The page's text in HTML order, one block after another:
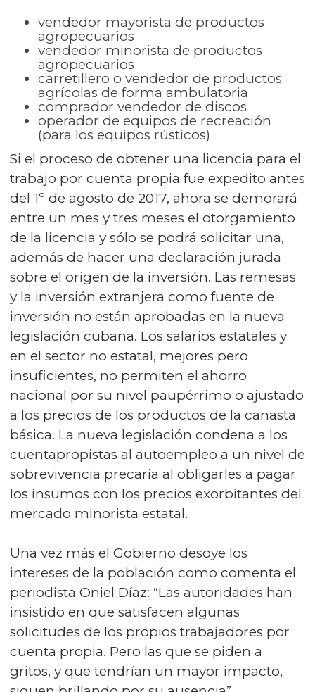
vendedor mayorista de productos
agropecuarios
vendedor minorista de productos
agropecuarios
carretillero o vendedor de productos
agrícolas de forma ambulatoria
comprador vendedor de discos
operador de equipos de recreación
(para los equipos rústicos)
Si el proceso de obtener una licencia para el
trabajo por cuenta propia fue expedito antes
del 1º de agosto de 2017, ahora se demorará
entre un mes y tres meses el otorgamiento
de la licencia y sólo se podrá solicitar una,
además de hacer una declaración jurada
sobre el origen de la inversión. Las remesas
y la inversión extranjera como fuente de
inversión no están aprobadas en la nueva
legislación cubana. Los salarios estatales y
en el sector no estatal, mejores pero
insuficientes, no permiten el ahorro
nacional por su nivel paupérrimo o ajustado
a los precios de los productos de la canasta
básica. La nueva legislación condena a los
cuentapropistas al autoempleo a un nivel de
sobrevivencia precaria al obligarles a pagar
los insumos con los precios exorbitantes del
mercado minorista estatal.
Una vez más el Gobierno desoye los
intereses de la población como comenta el
periodista Oniel Díaz: “Las autoridades han
insistido en que satisfacen algunas
solicitudes de los propios trabajadores por
cuenta propia. Pero las que se piden a
gritos, y que tendrían un mayor impacto,